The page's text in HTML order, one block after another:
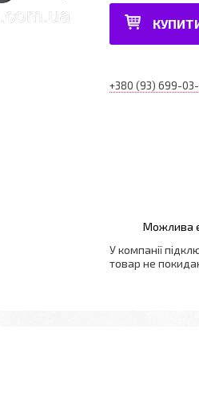
+380 (93) 699-
У компанії
товар не